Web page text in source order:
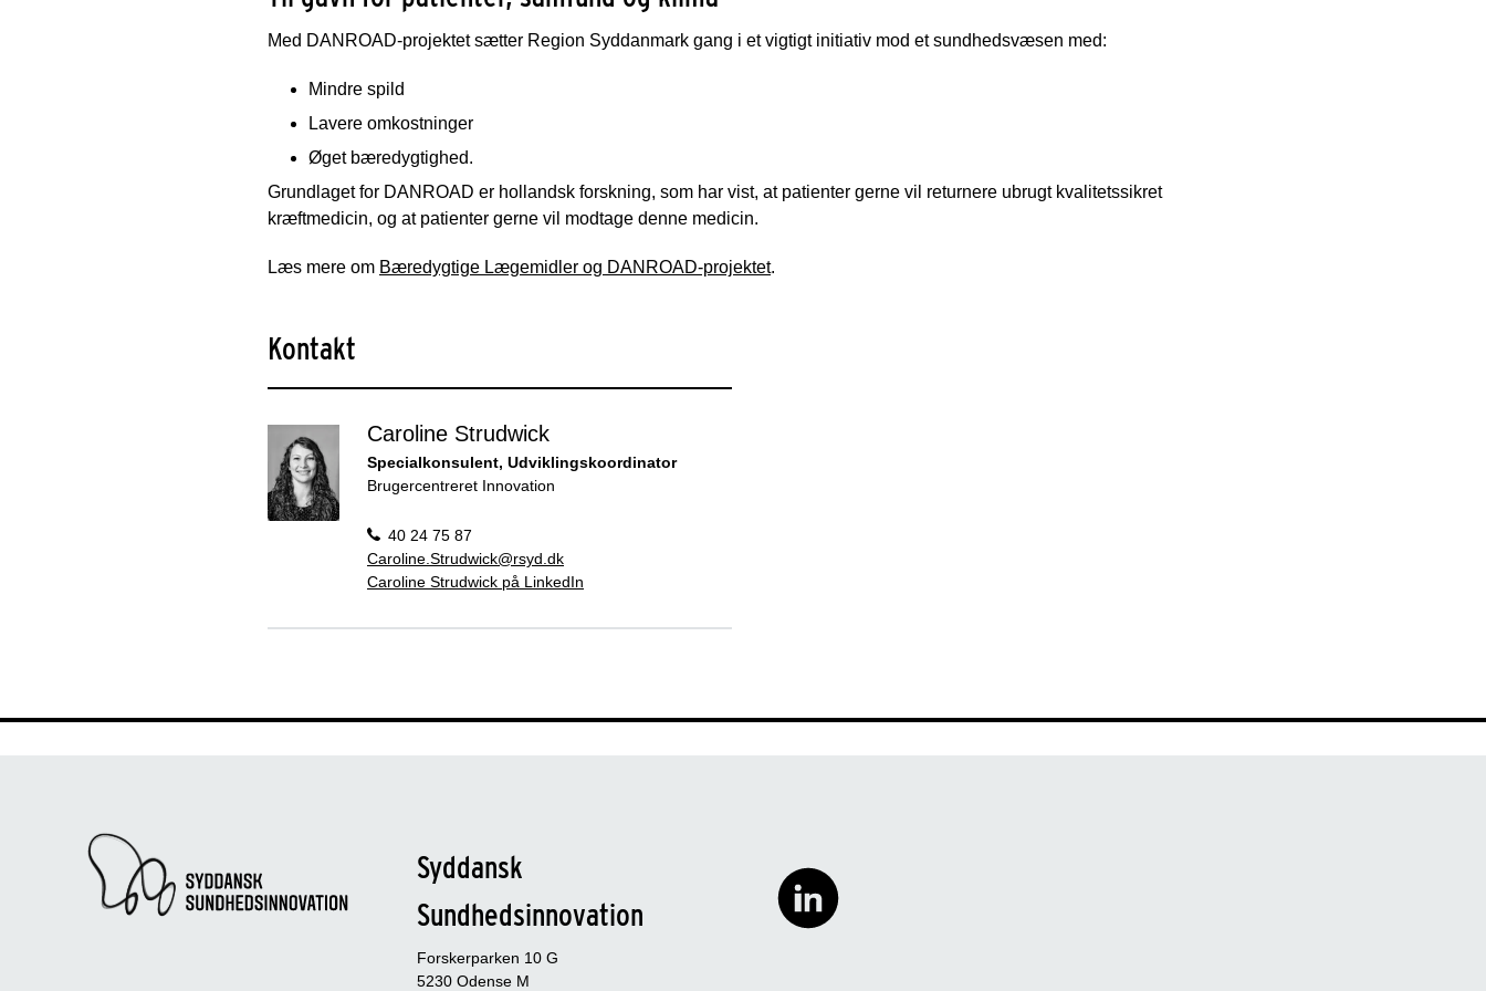
Med DANROAD-projektet sætter Region Syddanmark gang i et vigtigt initiativ mod et sundhedsvæsen med:
Mindre spild
Lavere omkostninger
Øget bæredygtighed.
Grundlaget for DANROAD er hollandsk forskning, som har vist, at patienter gerne vil returnere ubrugt kvalitetssikret
kræftmedicin, og at patienter gerne vil modtage denne medicin.
Læs mere om Bæredygtige Lægemidler og DANROAD-projektet.
Kontakt
Caroline Strudwick
Specialkonsulent, Udviklingskoordinator
Brugercentreret Innovation
40 24 75 87
Caroline.Strudwick@rsyd.dk
Caroline Strudwick på LinkedIn
Syddansk
Sundhedsinnovation
Forskerparken 10 G
5230 Odense M